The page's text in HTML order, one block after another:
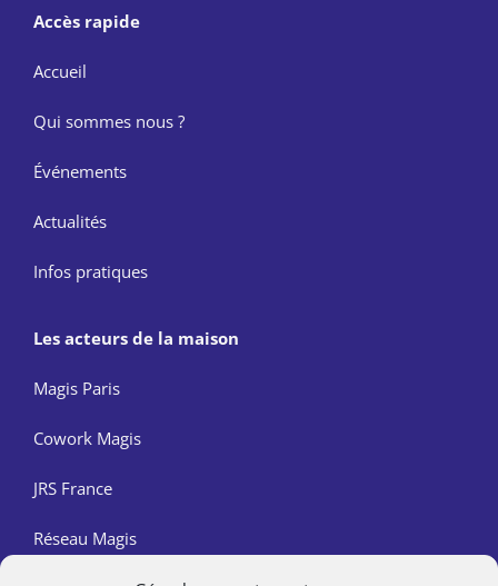
Accès rapide
Accueil
Qui sommes nous ?
Événements
Actualités
Infos pratiques
Les acteurs de la maison
Magis Paris
Cowork Magis
JRS France
Réseau Magis